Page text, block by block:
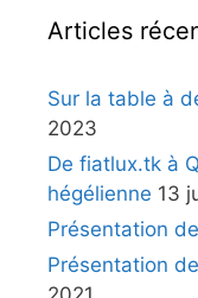
Articles
Sur la table à
2023
De fiatlux.tk à
hégélienne 13
Présentation
Présentation